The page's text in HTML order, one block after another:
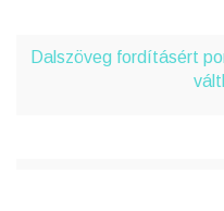
Dalszöveg fordításért